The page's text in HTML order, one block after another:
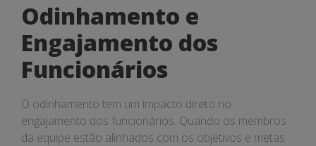
Odinhamento e
Engajamento dos
Funcionários
O odinhamento tem um impacto direto no
engajamento dos funcionários. Quando os membros
da equipe estão alinhados com os objetivos e metas